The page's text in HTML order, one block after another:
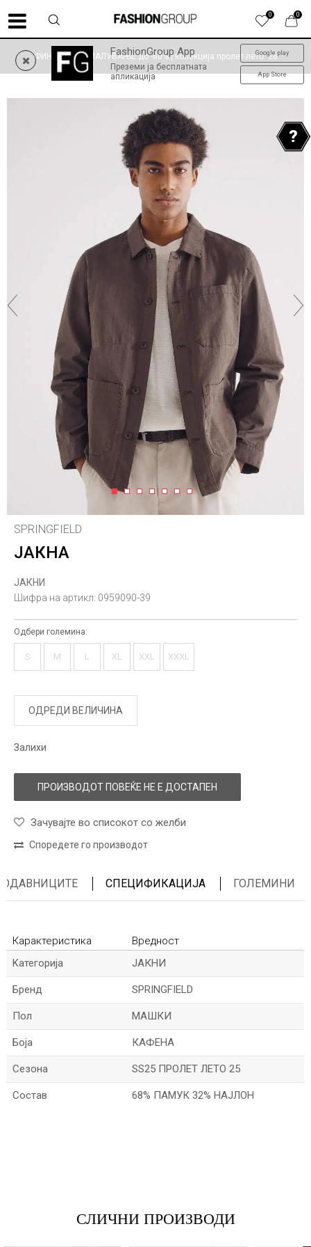
0
0
FashionGroup App
Преземи ја бесплатната
апликација
Google play
App Store
ФИНАЛНО НАМАЛУВАЊЕ до -60% | колекција пролет-лето '26
1 2 3 4 5 6 7
SPRINGFIELD
ЈАКНА
ЈАКНИ
Шифра на артикл: 0959090-39
Одбери големина:
S M L XL XXL XXXL
ОДРЕДИ ВЕЛИЧИНА
Залихи
ПРОИЗВОДОТ ПОВЕЌЕ НЕ Е ДОСТАПЕН
Зачувајте во списокот со желби
Споредете го производот
СПЕЦИФИКАЦИЈА ГОЛЕМИНИ
Карактеристика
Вредност
Kатегорија
ЈАКНИ
Бренд SPRINGFIELD
Пол МАШКИ
Боја КАФЕНА
Сезона SS25 ПРОЛЕТ ЛЕТО 25
Состав 68% ПАМУК 32% НАЈЛОН
СЛИЧНИ ПРОИЗВОДИ